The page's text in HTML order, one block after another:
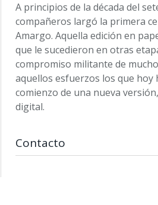
A principios de la década del
compañeros largó la primera
Amargo. Aquella edición en
que le sucedieron en otras
compromiso militante de
aquellos esfuerzos los que hoy
comienzo de una nueva
digital.
Contacto